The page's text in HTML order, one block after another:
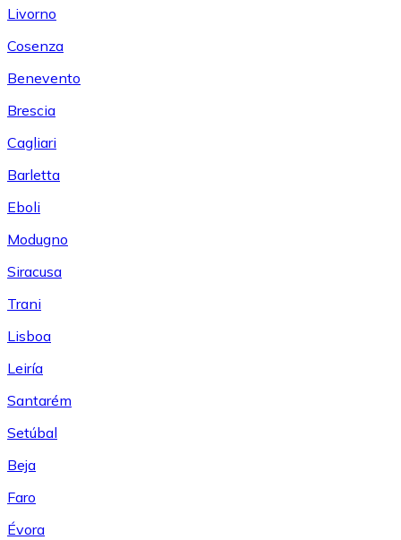
Livorno
Cosenza
Benevento
Brescia
Cagliari
Barletta
Eboli
Modugno
Siracusa
Trani
Lisboa
Leiría
Santarém
Setúbal
Beja
Faro
Évora